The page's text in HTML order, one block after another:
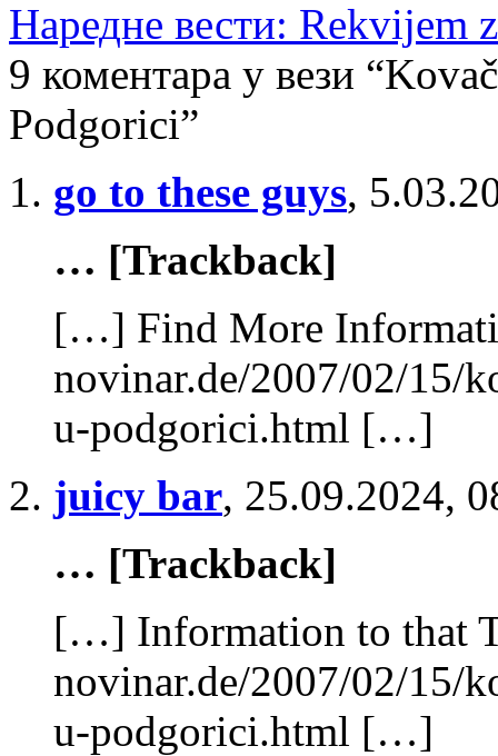
Наредне вести: Rekvijem
9 коментара у вези
Podgorici”
go to these guys,
… [Trackback]
[…] Find More
novinar.de/2007/02/15/
u-podgorici.html […]
juicy bar, 25.09.2024,
… [Trackback]
[…] Information to that
novinar.de/2007/02/15/
u-podgorici.html […]